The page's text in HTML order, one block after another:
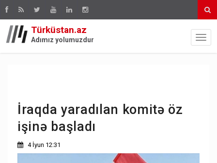
Türküstan.az
Adımız yolumuzdur
İraqda yaradılan komitə öz
işinə başladı
4 İyun 12:31